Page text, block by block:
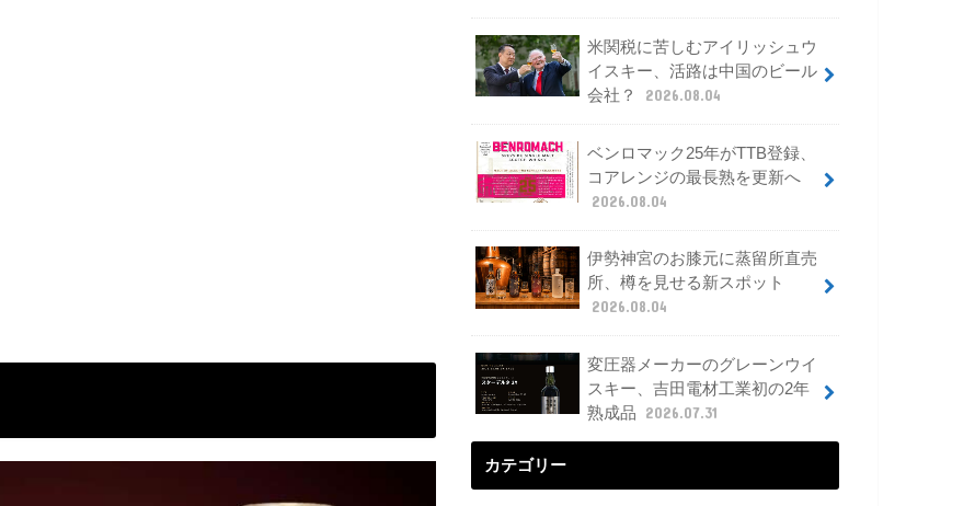
米関税に苦しむアイリッシュウ
イスキー、活路は中国のビール
会社？
2026.08.04
ベンロマック25年がTTB登録、
コアレンジの最長熟を更新へ
2026.08.04
伊勢神宮のお膝元に蒸留所直売
所、樽を見せる新スポット
2026.08.04
変圧器メーカーのグレーンウイ
スキー、吉田電材工業初の2年
熟成品
2026.07.31
カテゴリー